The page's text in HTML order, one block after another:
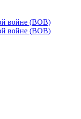
войне (ВОВ)
войне (ВОВ)